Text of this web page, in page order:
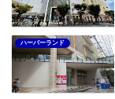
ハーバーランド